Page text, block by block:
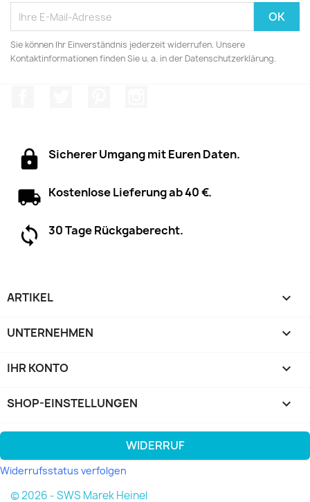
Sie können Ihr Einverständnis jederzeit widerrufen. Unsere
Kontaktinformationen finden Sie u. a. in der Datenschutzerklärung.
Sicherer Umgang mit Euren Daten.
Kostenlose Lieferung ab 40 €.
30 Tage Rückgaberecht.
ARTIKEL 
UNTERNEHMEN 
IHR KONTO 
SHOP-EINSTELLUNGEN keyboard_arrow_down
WIDERRUF
Widerrufsstatus verfolgen
© 2026 - SWS Marek Heinel